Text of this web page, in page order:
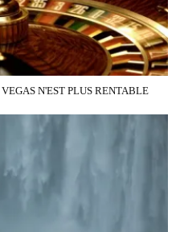
N'EST PLUS RENTABLE